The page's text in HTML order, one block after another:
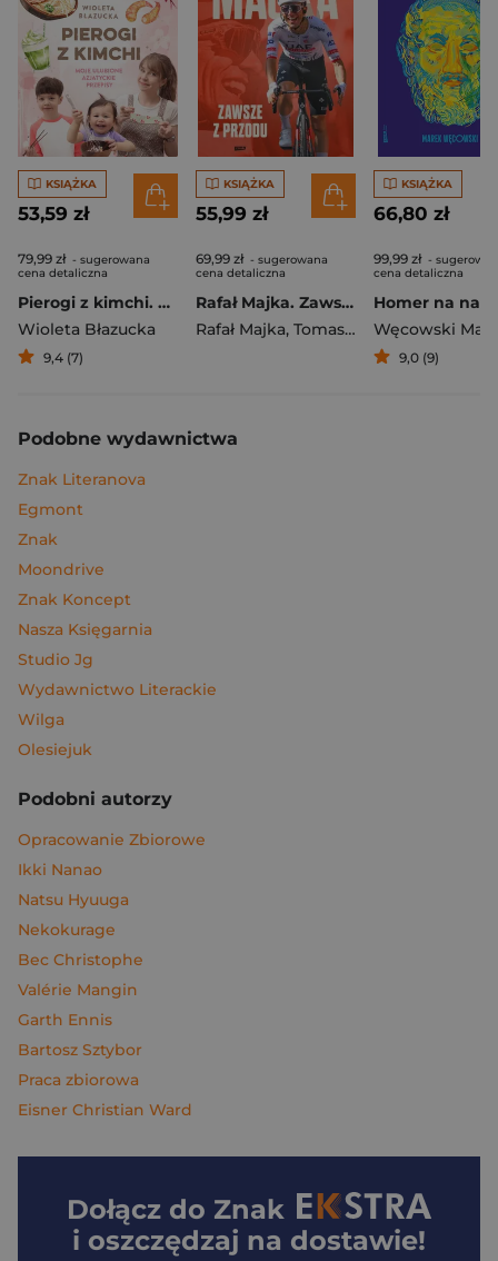
KSIĄŻKA
53,59 zł
79,99 zł - sugerowana
cena detaliczna
Pierogi z kimchi. Moje ulubione azjatyckie przepisy
Wioleta Błazucka
9,4 (7)
KSIĄŻKA
55,99 zł
69,99 zł - sugerowana
cena detaliczna
Rafał Majka. Zawsze z przodu. Rozmawia Tomasz Kalemba - książka z autografem
Rafał Majka, Tomasz Kalemba
KSIĄŻKA
66,80 zł
99,99 zł -
cena detaliczna
Węcowski
9,0 (9)
Podobne wydawnictwa
Znak Literanova
Egmont
Znak
Moondrive
Znak Koncept
Nasza Księgarnia
Studio Jg
Wydawnictwo Literackie
Wilga
Olesiejuk
Podobni autorzy
Opracowanie Zbiorowe
Ikki Nanao
Natsu Hyuuga
Nekokurage
Bec Christophe
Valérie Mangin
Garth Ennis
Bartosz Sztybor
Praca zbiorowa
Eisner Christian Ward
Dołącz do Znak
i oszczędzaj na dostawie!